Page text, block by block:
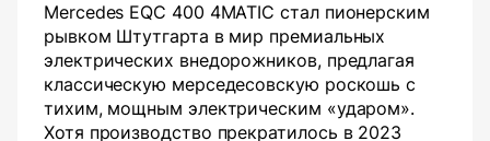
Mercedes EQC 400 4MATIC стал пионерским
рывком Штутгарта в мир премиальных
электрических внедорожников, предлагая
классическую мерседесовскую роскошь с
тихим, мощным электрическим «ударом».
Хотя производство прекратилось в 2023